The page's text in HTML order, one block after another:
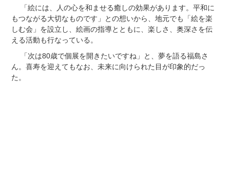
「絵には、人の心を和ませる癒しの効果があります。平和に
もつながる大切なものです」との想いから、地元でも「絵を楽
しむ会」を設立し、絵画の指導とともに、楽しさ、奥深さを伝
える活動も行なっている。
「次は80歳で個展を開きたいですね」と、夢を語る福島さ
ん。喜寿を迎えてもなお、未来に向けられた目が印象的だっ
た。